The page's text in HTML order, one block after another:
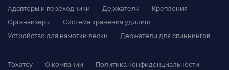
Адаптеры и переходники
Держатели
Крепления
Органайзеры
Система хранения удилищ
Устройство для намотки лески
Держатели для спиннингов
Тохатсу О компании
Политика конфиденциальности